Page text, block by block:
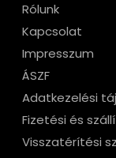
Rólunk
Kapcsolat
Impresszum
ÁSZF
Adatkezelési
Fizetési és
Visszatérítési